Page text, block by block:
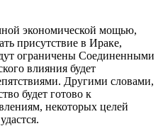
экономической мощью,
присутствие в Ираке,
ограничены Соединенными
влияния будет
Другими словами,
будет готово к
некоторых целей